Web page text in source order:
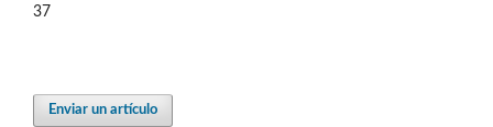
37
Enviar un artículo